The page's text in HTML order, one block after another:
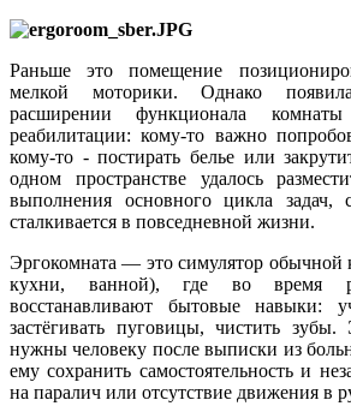
Раньше это помещение
мелкой моторики. Однако
расширении функционала
реабилитации: кому-то важно
кому-то - постирать белье или
одном пространстве удалось
выполнения основного цикла задач,
сталкивается в повседневной жизни.
Эргокомната — это симулятор обычной
кухни, ванной), где во время
восстанавливают бытовые навыки:
застёгивать пуговицы, чистить
нужны человеку после выписки из
ему сохранить самостоятельность и
на паралич или отсутствие движения в